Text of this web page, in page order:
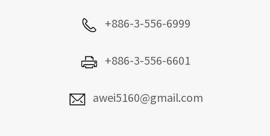
+886-3-556-6999
+886-3-556-6601
awei5160@gmail.com